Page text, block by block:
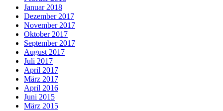
Januar 2018
Dezember 2017
November 2017
Oktober 2017
September 2017
August 2017
Juli 2017
April 2017
März 2017
April 2016
Juni 2015
März 2015